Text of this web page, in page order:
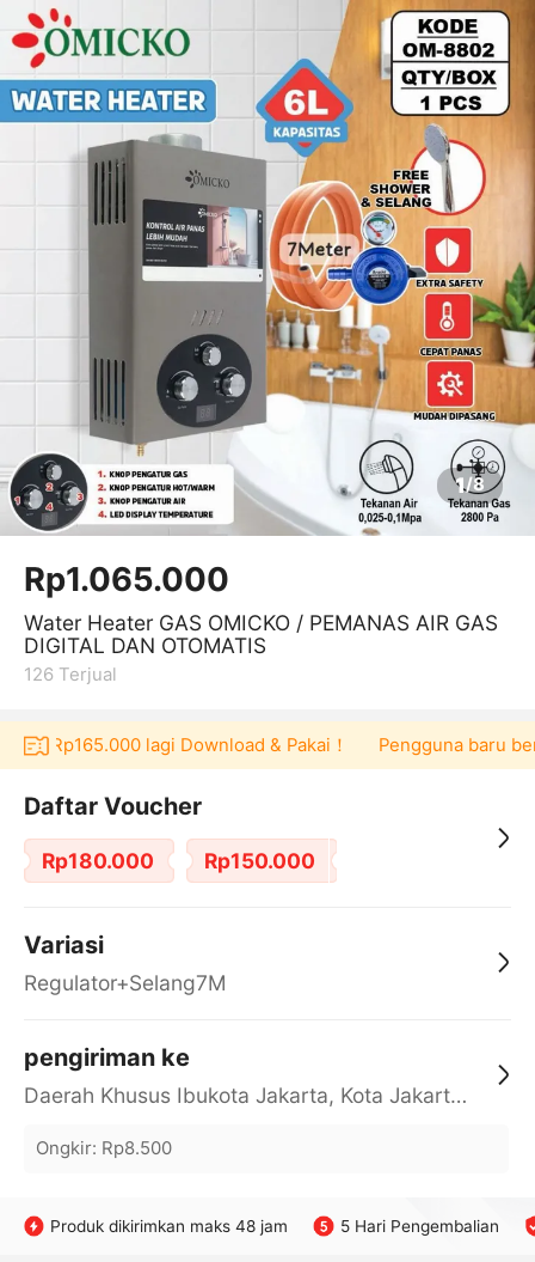
1/8
Rp1.065.000
Water Heater GAS OMICKO / PEMANAS AIR GAS
DIGITAL DAN OTOMATIS
126 Terjual
Rp165.000 lagi Download & Pakai！ Pengguna baru
Daftar Voucher
Rp180.000 Rp150.000
Variasi
Regulator+Selang7M
pengiriman ke
Daerah Khusus Ibukota Jakarta, Kota Jakarta Barat, Cengkareng, yy
Ongkir: Rp8.500
Produk dikirimkan maks 48 jam 5 Hari Pengembalian